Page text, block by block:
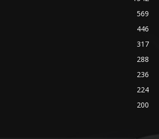
569
446
317
288
236
224
200